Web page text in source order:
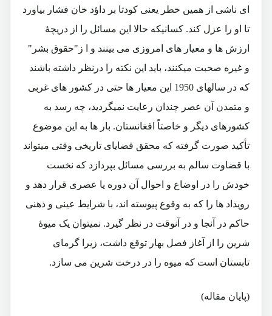
ای ناشی از همین خطر یعنی کودتا بر داؤد خان فشار بیاورد
تا او را عزل کند. کسانیکه حالا این مسائل را از دریچۀ
ارزش ها و معیار های امروزی می بینند و ا ز"حقوق بشر"
و غیره صحبت میکنند، باید این نکته را درنظر داشته باشند
که در سالهای 1950 این معیار ها حتی در کشور های غربی
و متمدن آن عصر چندان رعایت نمیگردید، چه رسد به
کشورهای دیگر و خاصتاً افغانستان. بار ها به این موضوع
تأکید صورت گرفته که محقق قضایای تاریخی وقتی میتواند
با قضاوت سالم به بررسی مسائل بپردازد که نخست
خودش را در اوضاع و احوال آن دوره یا عصری قرار دهد و
رویداد ها را که به وقوع پیوسته اند، با شرایط عینی و ذهنی
حاکم در آنجا و در آنوقت در نظر گیرد. نمیتوان یک میوۀ
شرین را از آغاز فصل بهار توقع داشت، زیرا گرمای
تابستان است که میوه را در درخت شرین می سازد.
(پایان مقاله)